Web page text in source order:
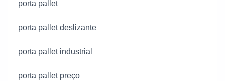
porta pallet
porta pallet deslizante
porta pallet industrial
porta pallet preço